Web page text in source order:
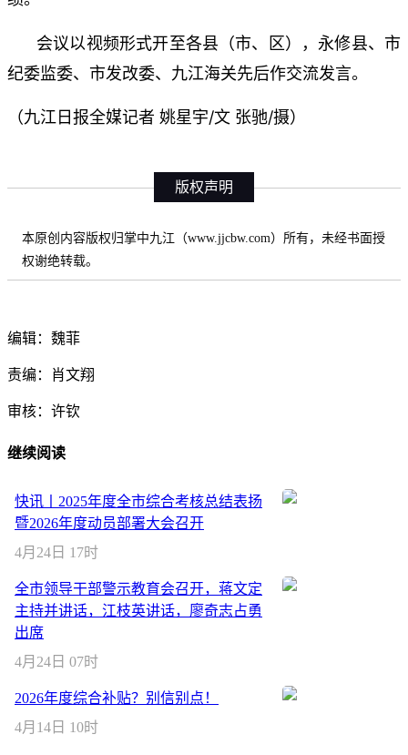
会议以视频形式开至各县（市、区），永修县、市
纪委监委、市发改委、九江海关先后作交流发言。
（九江日报全媒记者 姚星宇/文 张驰/摄）
版权声明
本原创内容版权归掌中九江（www.jjcbw.com）所有，未经书面授
权谢绝转载。
编辑：魏菲
责编：肖文翔
审核：许钦
继续阅读
快讯丨2025年度全市综合考核总结表扬
暨2026年度动员部署大会召开
4月24日 17时
全市领导干部警示教育会召开，蒋文定
主持并讲话，江枝英讲话，廖奇志占勇
出席
4月24日 07时
2026年度综合补贴？别信别点！
4月14日 10时